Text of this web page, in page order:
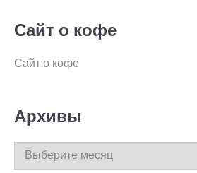
Сайт о кофе
Сайт о кофе
Архивы
Архивы